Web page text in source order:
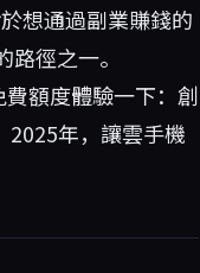
想通過副業賺錢的
徑之一。
額度體驗一下：創
2025年，讓雲手機